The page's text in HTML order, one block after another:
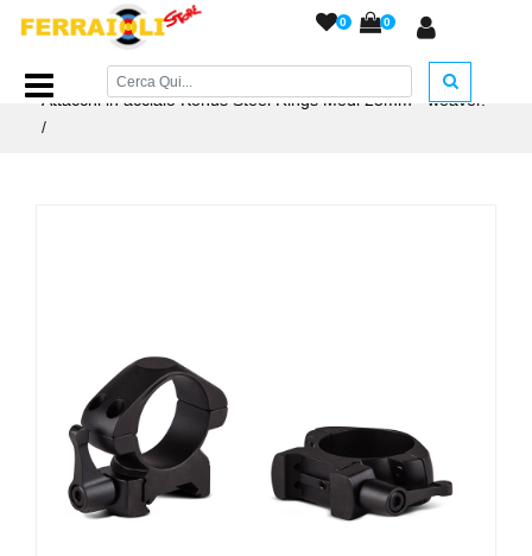
0 0
Home Page/ACCESSORI ARMERIA/Attacchi e Accessori
Attacchi in acciaio Konus Steel Rings Medi 25mm - weaver.
/